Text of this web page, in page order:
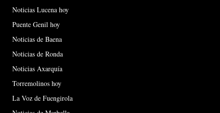
Noticias Lucena hoy
Puente Genil hoy
Noticias de Baena
Noticias de Ronda
Noticias Axarquía
Torremolinos hoy
La Voz de Fuengirola